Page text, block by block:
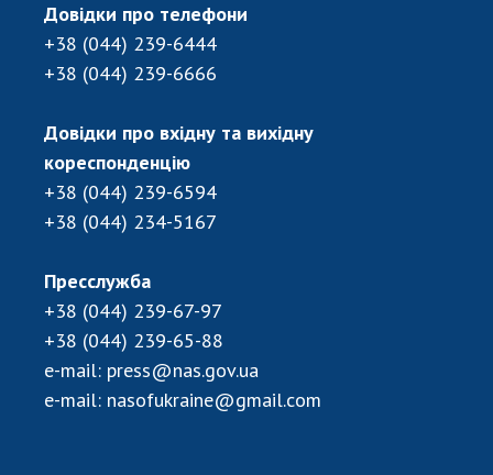
Довідки про телефони
+38 (044) 239-6444
+38 (044) 239-6666
Довідки про вхідну та вихідну
кореспонденцію
+38 (044) 239-6594
+38 (044) 234-5167
Пресслужба
+38 (044) 239-67-97
+38 (044) 239-65-88
e-mail: press@nas.gov.ua
e-mail: nasofukraine@gmail.com